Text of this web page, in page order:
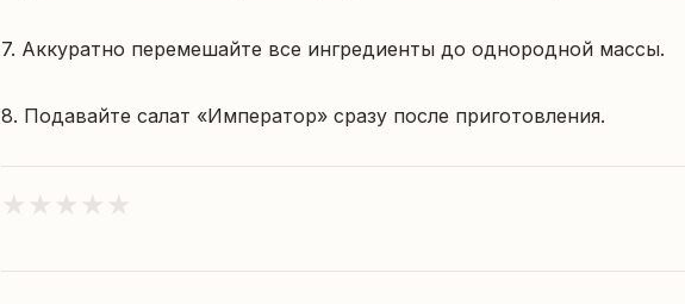
7. Аккуратно перемешайте все ингредиенты до однородной массы.
8. Подавайте салат «Император» сразу после приготовления.
★ ★ ★ ★ ★